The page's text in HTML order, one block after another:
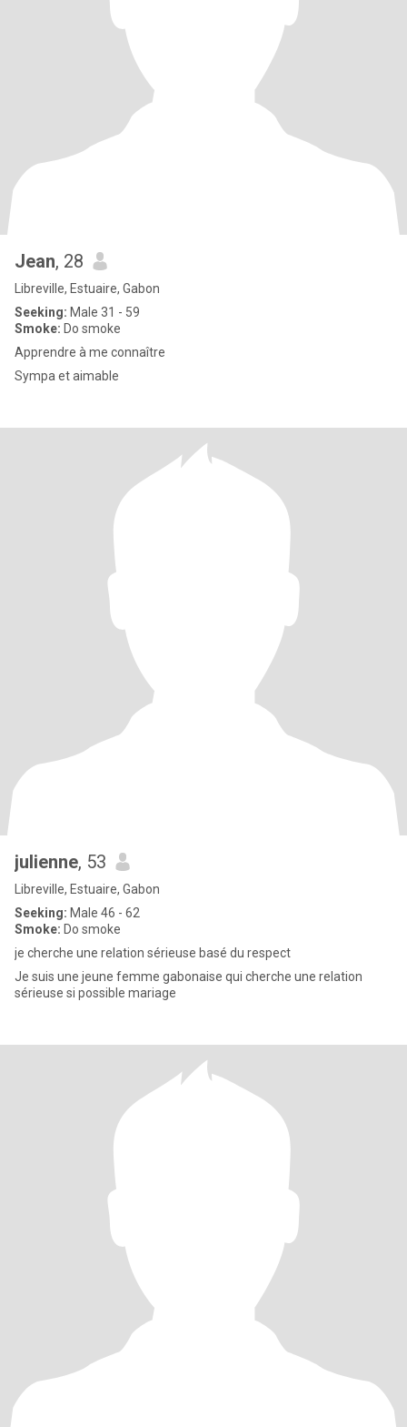
Jean, 28
Libreville, Estuaire, Gabon
Seeking: Male 31 - 59
Smoke: Do smoke
Apprendre à me connaître
Sympa et aimable
julienne, 53
Libreville, Estuaire, Gabon
Seeking: Male 46 - 62
Smoke: Do smoke
je cherche une relation sérieuse basé du respect
Je suis une jeune femme gabonaise qui cherche une relation
sérieuse si possible mariage